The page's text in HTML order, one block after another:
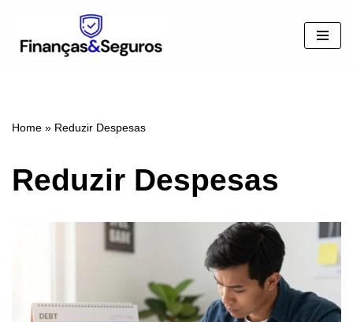
Pular
Home » Reduzir Despesas
Reduzir Despesas